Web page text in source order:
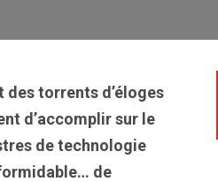
des torrents d’éloges
d’accomplir sur le
de technologie
de